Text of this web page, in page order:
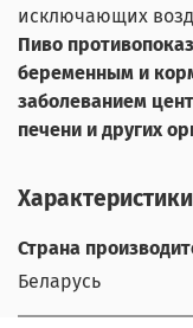
исключающих
Пиво
беременным и
заболеванием
печени и других
Характеристики
Страна
Беларусь